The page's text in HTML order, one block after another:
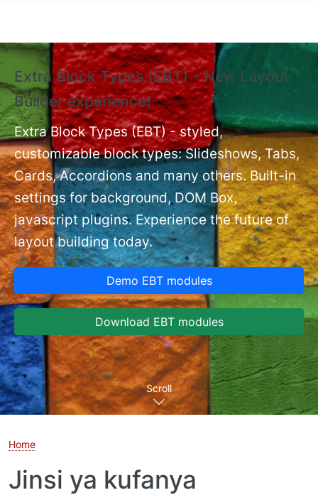
Extra Block Types (EBT) - New Layout
Builder experience❗
Extra Block Types (EBT) - styled,
customizable block types: Slideshows, Tabs,
Cards, Accordions and many others. Built-in
settings for background, DOM Box,
javascript plugins. Experience the future of
layout building today.
Demo EBT modules
Download EBT modules
Scroll
Home
Jinsi ya kufanya